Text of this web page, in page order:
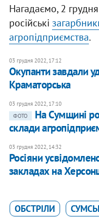
Нагадаємо, 2
російські
агропідприємства.
03 грудня 2022, 17:12
Окупанти завдали
Краматорська
03 грудня 2022, 17:10
ФОТО
На Сумщині
склади
03 грудня 2022, 14:32
Росіяни
закладах на
ОБСТРІЛИ